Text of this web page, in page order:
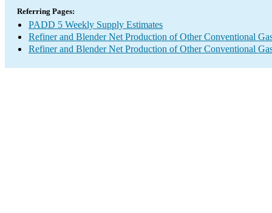
Referring Pages:
PADD 5 Weekly Supply Estimates
Refiner and Blender Net Production of Other Conventional
Refiner and Blender Net Production of Other Conventional